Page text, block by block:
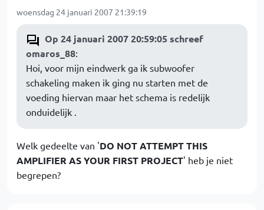
woensdag 24 januari 2007 21:39:19
Op 24 januari 2007 20:59:05 schreef
omaros_88:
Hoi, voor mijn eindwerk ga ik subwoofer
schakeling maken ik ging nu starten met de
voeding hiervan maar het schema is redelijk
onduidelijk .
Welk gedeelte van 'DO NOT ATTEMPT THIS
AMPLIFIER AS YOUR FIRST PROJECT' heb je niet
begrepen?